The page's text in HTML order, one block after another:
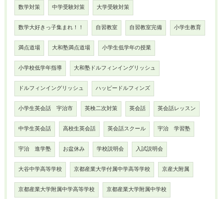
数学対策 中学受験対策 大学受験対策
数学大好きっ子集まれ！！ 自習教室 自習教室完備 小学生教育
満点道場 大和塾満点道場 小学生低学年の授業
小学校低学年指導 大和塾ドルフィンイングリッシュ
ドルフィンイングリッシュ ハッピードルフィンズ
小学生英会話 宇治市 英検二次対策 英会話 英会話レッスン
中学生英会話 高校生英会話 英会話スクール 宇治 学習塾
宇治 進学塾 お盆休み 学校説明会 入試説明会
大谷中学高等学校 京都産業大学付属中学高等学校 京産大附属
京都産業大学附属中学高等学校 京都産業大学附属中学校